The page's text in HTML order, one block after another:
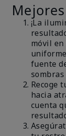
¡La
móvil
fuente
Recoge
hacia
cuenta